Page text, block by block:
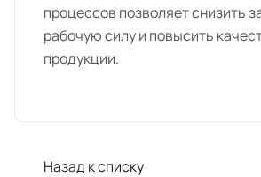
процессов позволяет снизить
рабочую силу и повысить
продукции.
Назад к списку